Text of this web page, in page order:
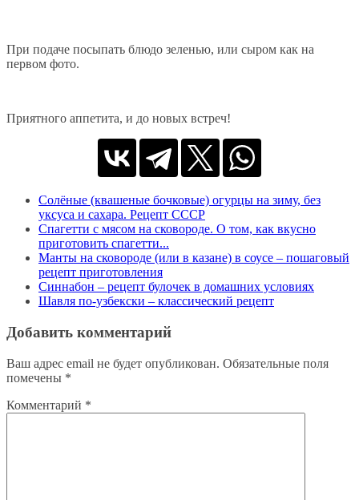
При подаче посыпать блюдо зеленью, или сыром как на
первом фото.
Приятного аппетита, и до новых встреч!
Солёные (квашеные бочковые) огурцы на зиму, без
уксуса и сахара. Рецепт СССР
Спагетти с мясом на сковороде. О том, как вкусно
приготовить спагетти...
Манты на сковороде (или в казане) в соусе – пошаговый
рецепт приготовления
Синнабон – рецепт булочек в домашних условиях
Шавля по-узбекски – классический рецепт
Добавить комментарий
Ваш адрес email не будет опубликован. Обязательные поля
помечены *
Комментарий *